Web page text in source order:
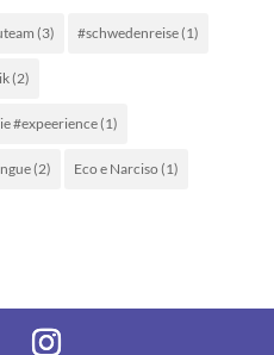
(3) #schwedenreise(1)
(2)
#expeerience(1)
(2) Eco e Narciso (1)